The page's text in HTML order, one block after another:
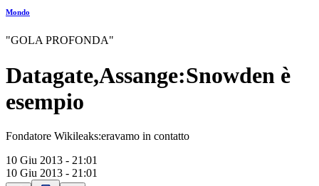
Mondo
"GOLA PROFONDA"
Datagate,Assange:Snowden è
esempio
Fondatore Wikileaks:eravamo in contatto
10 Giu 2013 - 21:01
10 Giu 2013 - 21:01